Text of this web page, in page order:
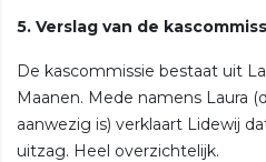
5. Verslag van de
De kascommissie bestaat uit
Maanen. Mede namens Laura
aanwezig is) verklaart Lidewij
uitzag. Heel overzichtelijk.